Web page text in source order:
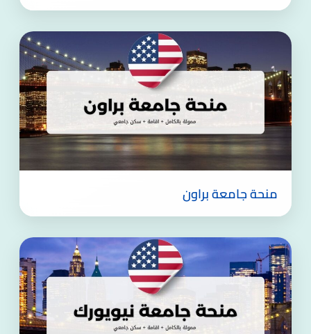
منحة جامعة براون